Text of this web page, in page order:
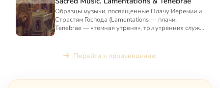
Образцы музыки, посвященные Плачу Иеремии и
Страстям Господа (Lamentations — плачи;
Tenebrae — «темная утреня», три утренних служб
Перейти к произведению